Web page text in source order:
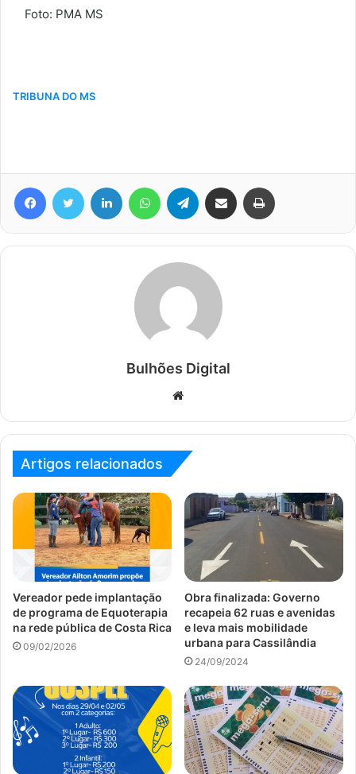
Foto: PMA MS
TRIBUNA DO MS
FacebookTwitter Linkedin WhatsAppTelegram Compartilhar via e-mail
Bulhões Digital
Website
Artigos relacionados
Vereador pede implantação
de programa de Equoterapia
na rede pública de Costa Rica
09/02/2026
Obra finalizada: Governo
recapeia 62 ruas e avenidas
e leva mais mobilidade
urbana para Cassilândia
24/09/2024